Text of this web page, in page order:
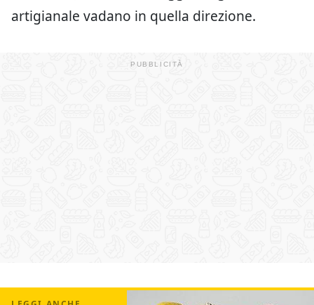
artigianale vadano in quella direzione.